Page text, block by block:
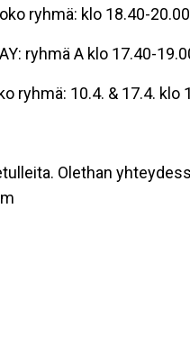
ryhmä: klo 18.40-20.00
ryhmä A klo 17.40-
ryhmä: 10.4. & 17.4.
Olethan